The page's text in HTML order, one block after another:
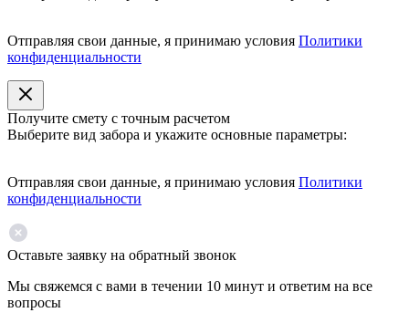
Отправляя свои данные, я принимаю условия Политики
конфиденциальности
Получите смету с точным расчетом
Выберите вид забора и укажите основные параметры:
Отправляя свои данные, я принимаю условия Политики
конфиденциальности
Оставьте заявку на обратный звонок
Мы свяжемся с вами в течении 10 минут и ответим на все
вопросы